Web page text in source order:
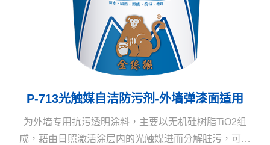
P-713光触媒自洁防污剂-外墙弹漆面适用
为外墙专用抗污透明涂料，主要以无机硅树脂TiO2组
成，藉由日照激活涂层内的光触媒进而分解脏污，可使